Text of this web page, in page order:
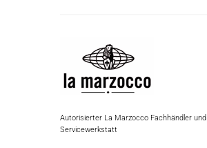
Autorisierter La Marzocco Fachhändler und
Servicewerkstatt